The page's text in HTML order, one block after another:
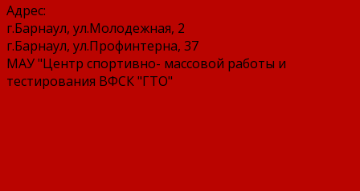
Адрес:
г.Барнаул, ул.Молодежная, 2
г.Барнаул, ул.Профинтерна, 37
МАУ "Центр спортивно- массовой работы и
тестирования ВФСК "ГТО"